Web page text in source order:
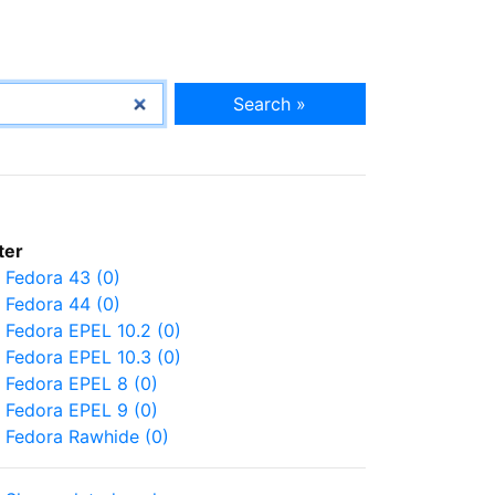
Search »
Fedora 43 (0)
Fedora 44 (0)
Fedora EPEL 10.2 (0)
Fedora EPEL 10.3 (0)
Fedora EPEL 8 (0)
Fedora EPEL 9 (0)
Fedora Rawhide (0)